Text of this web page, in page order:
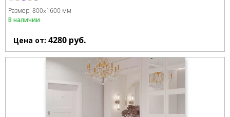
Размер: 800x1600 мм
В наличии
Цена от: 4280 руб.